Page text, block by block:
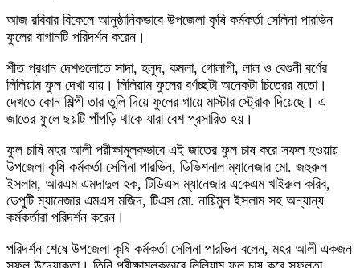
আজ রবিবার বিকেলে আনুষ্ঠানিকভাবে উপজেলা কৃষি কর্মকর্তা সেলিনা পারভিন
ফুলের বাগানটি পরিদর্শন করেন।
শীত প্রধান দেশগুলোতে সাদা, হলুদ, কমলা, গোলাপী, লাল ও বেগুনী বর্ণের
লিলিয়াম ফুল দেখা যায়। লিলিয়াম ফুলের বর্ণচ্ছটা অনেকটা চিত্রের মতো।
দেখতে কোন শিল্পী তার তুলি দিয়ে ফুলের গায়ে মাস্টার স্ট্রোক দিয়েছে। এ
জাতের ফুলে ছয়টি পাঁপড়ি থাকে যারা বেশ প্রসারিত হয়।
ফুল চাষি মহর আলী পরীক্ষামূলকভাবে এই জাতের ফুল চাষ করে সফল হওয়ায়
উপজেলা কৃষি কর্মকর্তা সেলিনা পারভিন, ডিভিশনাল ম্যানেজার মো. জহুরুল
ইসলাম, আরএম এমদাদুল হক, টিডিএস ম্যানেজার একেএম খাইরুল করিব,
ডেপুটি ম্যানেজার এমএস মজিদ, টিএস মো. নায়িমুল ইসলাম সহ অন্যান্য
কর্মকর্তারা পরিদর্শন করেন।
পরিদর্শন শেষে উপজেলা কৃষি কর্মকর্তা সেলিনা পারভিন বলেন, মহর আলী একজন